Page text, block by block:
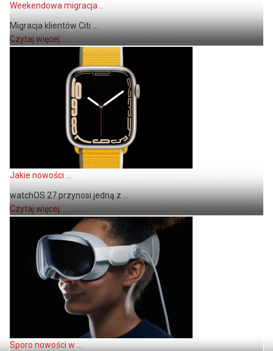
Weekendowa migracja ...
Migracja klientów Citi ...
Czytaj więcej
Jakie nowości ...
watchOS 27 przynosi jedną z ...
Czytaj więcej
Sporo nowości w ...